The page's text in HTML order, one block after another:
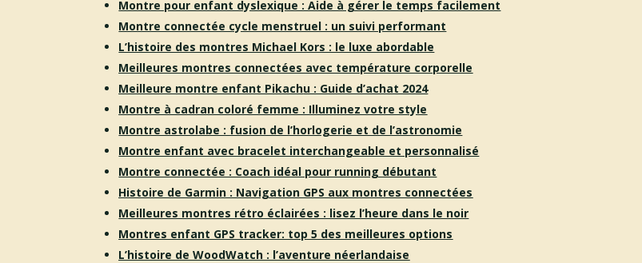
Montre pour enfant dyslexique : Aide à gérer le temps facilement
Montre connectée cycle menstruel : un suivi performant
L’histoire des montres Michael Kors : le luxe abordable
Meilleures montres connectées avec température corporelle
Meilleure montre enfant Pikachu : Guide d’achat 2024
Montre à cadran coloré femme : Illuminez votre style
Montre astrolabe : fusion de l’horlogerie et de l’astronomie
Montre enfant avec bracelet interchangeable et personnalisé
Montre connectée : Coach idéal pour running débutant
Histoire de Garmin : Navigation GPS aux montres connectées
Meilleures montres rétro éclairées : lisez l’heure dans le noir
Montres enfant GPS tracker: top 5 des meilleures options
L’histoire de WoodWatch : l’aventure néerlandaise